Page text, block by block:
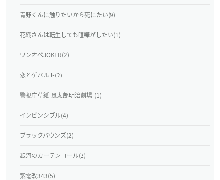
青野くんに触りたいから死にたい(9)
花織さんは転生しても喧嘩がしたい(1)
ワンオペJOKER(2)
恋とゲバルト(2)
警視庁草紙‐風太郎明治劇場‐(1)
インビンシブル(4)
ブラックバウンズ(2)
銀河のカーテンコール(2)
紫電改343(5)